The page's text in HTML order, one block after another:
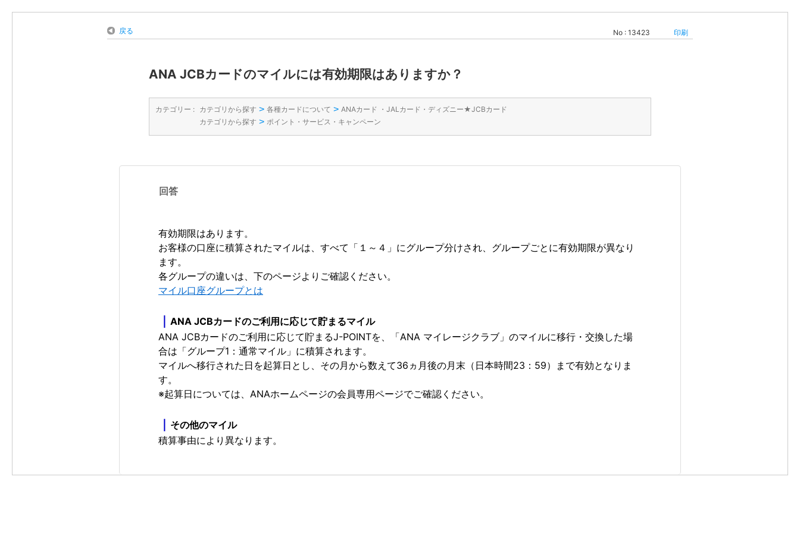
戻る No : 13423 印刷
ANA JCBカードのマイルには有効期限はありますか？
カテゴリー : カテゴリから探す > 各種カードについて > ANAカード ・JALカード・ディズニー★JCBカード
カテゴリから探す > ポイント・サービス・キャンペーン
回答
有効期限はあります。
お客様の口座に積算されたマイルは、すべて「１～４」にグループ分けされ、グループごとに有効期限が異なり
ます。
各グループの違いは、下のページよりご確認ください。
マイル口座グループとは
｜ ANA JCBカードのご利用に応じて貯まるマイル
ANA JCBカードのご利用に応じて貯まるJ-POINTを、「ANA マイレージクラブ」のマイルに移行・交換した場
合は「グループ1：通常マイル」に積算されます。
マイルへ移行された日を起算日とし、その月から数えて36ヵ月後の月末（日本時間23：59）まで有効となりま
す。
※起算日については、ANAホームページの会員専用ページでご確認ください。
｜ その他のマイル
積算事由により異なります。